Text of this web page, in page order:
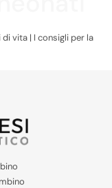
vita | I consigli per la